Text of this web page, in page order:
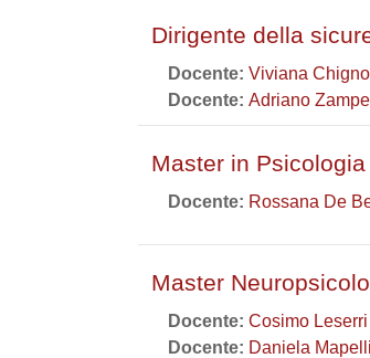
Dirigente della
Docente: Viviana
Docente: Adriano
Master in
Docente: Rossana De
Master
Docente: Cosimo Leserri
Docente: Daniela Mapelli